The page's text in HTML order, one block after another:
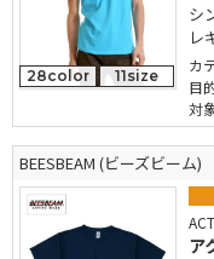
28color 11size
シ
レ
カ
目
対
BEESBEAM (ビーズビーム)
ア